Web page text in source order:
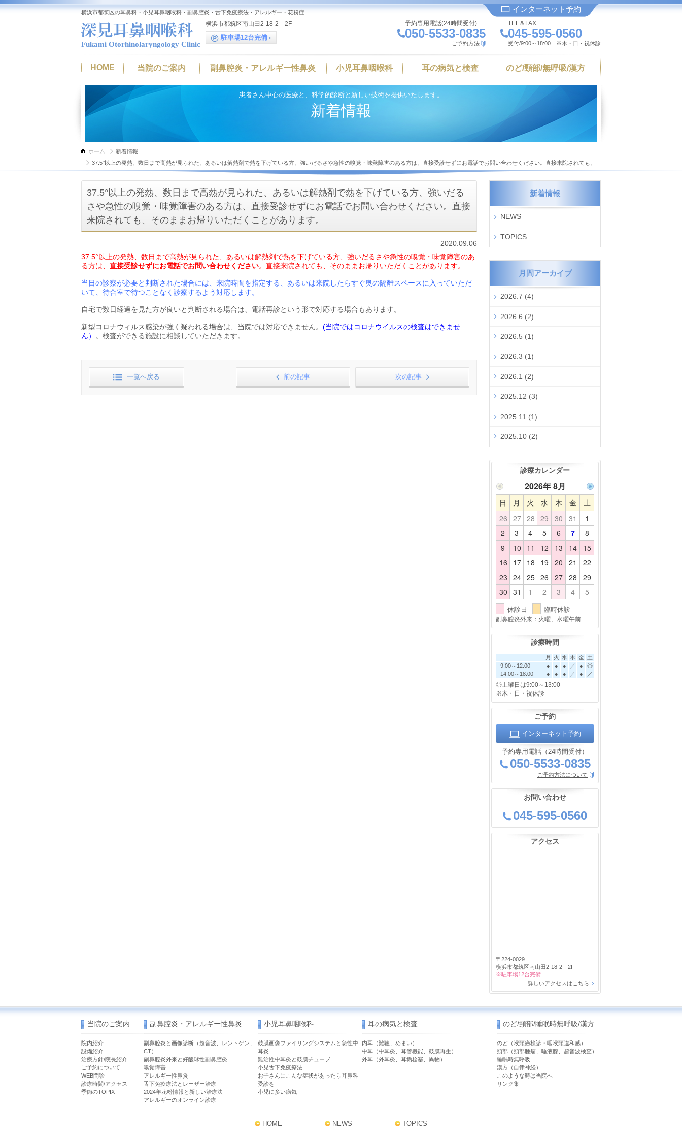
横浜市都筑区の耳鼻科・小児耳鼻咽喉科・副鼻腔炎・舌下免疫療法・アレルギー・花粉症
Fukami Otorhinolaryngology Clinic
横浜市都筑区南山田2-18-2 2F
駐車場12台完備
インターネット予約
予約専用電話(24時間受付)
050-5533-0835
ご予約方法
TEL＆FAX
045-595-0560
受付/9:00～18:00 ※木・日・祝休診
HOME 当院のご案内 副鼻腔炎・アレルギー性鼻炎 小児耳鼻咽喉科 耳の病気と検査 のど/頸部/無呼吸/漢方
患者さん中心の医療と、科学的診断と新しい技術を提供いたします。
新着情報
ホーム
新着情報
37.5°以上の発熱、数日まで高熱が見られた、あるいは解熱剤で熱を下げている方、強いだるさや急性の嗅覚・味覚障害のある方は、直接受診せずにお電話でお問い合わせください。直接来院されても、
そのままお帰りいただくことがあります。
37.5°以上の発熱、数日まで高熱が見られた、あるいは解熱剤で熱を下げている方、強いだる
さや急性の嗅覚・味覚障害のある方は、直接受診せずにお電話でお問い合わせください。直接
来院されても、そのままお帰りいただくことがあります。
2020.09.06
37.5°以上の発熱、数日まで高熱が見られた、あるいは解熱剤で熱を下げている方、強いだるさや急性の嗅覚・味覚障害のあ
る方は、 直接受診せずにお電話でお問い合わせください。直接来院されても、そのままお帰りいただくことがあります。
当日の診察が必要と判断された場合には、来院時間を指定する、あるいは来院したらすぐ奥の隔離スペースに入っていただ
いて、待合室で待つことなく診察するよう対応します。
自宅で数日経過を見た方が良いと判断される場合は、電話再診という形で対応する場合もあります。
新型コロナウィルス感染が強く疑われる場合は、当院では対応できません。 (当院ではコロナウイルスの検査はできませ
ん）
。検査ができる施設に相談していただきます。
一覧へ戻る 次の記事
前の記事
新着情報
NEWS
TOPICS
月間アーカイブ
2026.7 (4)
2026.6 (2)
2026.5 (1)
2026.3 (1)
2026.1 (2)
2025.12 (3)
2025.11 (1)
2025.10 (2)
診療カレンダー
2026年 8月
日 月 火 水 木 金
土
26 27 28 29 30 31
1
2
3 4 5 6 7
8
9
10 11 12 13 14
15
16
17 18 19 20 21
22
23 24 25 26 27 28
29
30 31 1 2 3 4 5
休診日 臨時休診
副鼻腔炎外来：火曜、水曜午前
診療時間
月 火 水 木 金
土
9:00～12:00
● ● ● ／ ●
◎
14:00～18:00
● ● ● ／ ● ／
◎土曜日は9:00～13:00
※木・日・祝休診
ご予約
インターネット予約
予約専用電話（24時間受付）
050-5533-0835
ご予約方法について
お問い合わせ
045-595-0560
アクセス
〒224-0029
横浜市都筑区南山田2-18-2 2F
※駐車場12台完備
詳しいアクセスはこちら
当院のご案内
院内紹介
設備紹介
治療方針/院長紹介
ご予約について
WEB問診
診療時間/アクセス
季節のTOPIX
副鼻腔炎・アレルギー性鼻炎
副鼻腔炎と画像診断（超音波、レントゲン、
CT）
副鼻腔炎外来と好酸球性副鼻腔炎
嗅覚障害
アレルギー性鼻炎
舌下免疫療法とレーザー治療
2024年花粉情報と新しい治療法
アレルギーのオンライン診療
小児耳鼻咽喉科
鼓膜画像ファイリングシステムと急性中
耳炎
難治性中耳炎と鼓膜チューブ
小児舌下免疫療法
お子さんにこんな症状があったら耳鼻科
受診を
小児に多い病気
耳の病気と検査
内耳（難聴、めまい）
中耳（中耳炎、耳管機能、鼓膜再生）
外耳（外耳炎、耳垢栓塞、異物）
のど/頸部/睡眠時無呼吸/漢方
のど（喉頭癌検診・咽喉頭違和感）
頸部（頸部腫瘤、唾液腺、超音波検査）
睡眠時無呼吸
漢方（自律神経）
このような時は当院へ
リンク集
HOME NEWS TOPICS